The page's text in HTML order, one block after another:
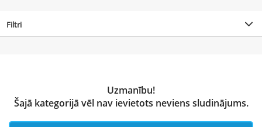
Filtri
Uzmanību!
Šajā kategorijā vēl nav ievietots neviens sludinājums.